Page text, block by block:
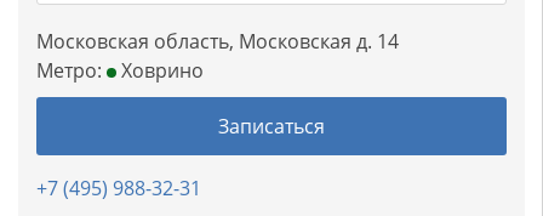
Московская область, Московская д. 14
Метро:
Ховрино
Записаться
+7 (495) 988-32-31